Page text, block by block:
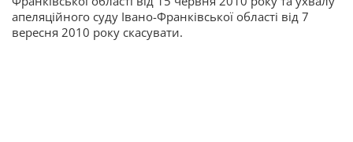
апеляційного суду Івано-Франківської області від 7
вересня 2010 року скасувати.